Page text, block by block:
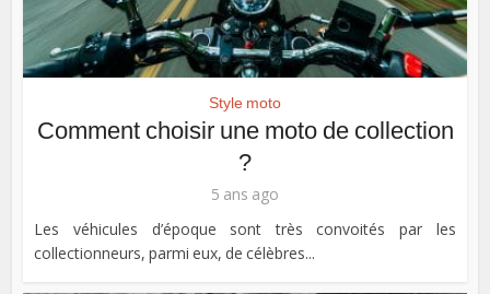
Style moto
Comment choisir une moto de collection
?
5 ans ago
Les véhicules d’époque sont très convoités par les
collectionneurs, parmi eux, de célèbres...